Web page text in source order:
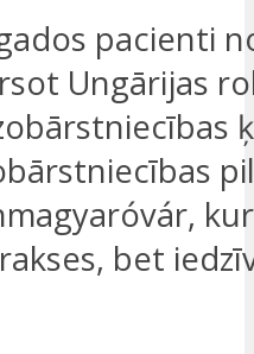
pacienti
Ungārijas
bet